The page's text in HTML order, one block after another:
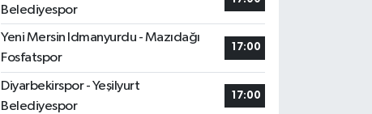
Belediyespor
Yeni Mersin Idmanyurdu - Mazıdağı
Fosfatspor
17:00
Diyarbekirspor - Yeşilyurt
Belediyespor
17:00